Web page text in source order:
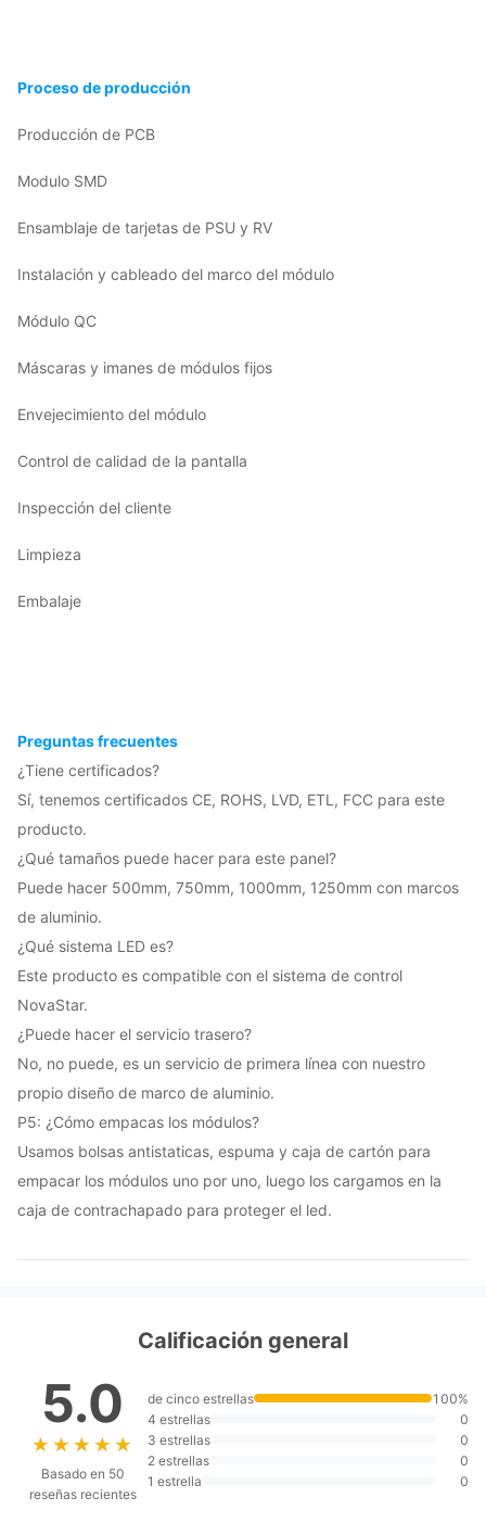
Proceso de producción
Producción de PCB
Modulo SMD
Ensamblaje de tarjetas de PSU y RV
Instalación y cableado del marco del módulo
Módulo QC
Máscaras y imanes de módulos fijos
Envejecimiento del módulo
Control de calidad de la pantalla
Inspección del cliente
Limpieza
Embalaje
Preguntas frecuentes
¿Tiene certificados?
Sí, tenemos certificados CE, ROHS, LVD, ETL, FCC para este
producto.
¿Qué tamaños puede hacer para este panel?
Puede hacer 500mm, 750mm, 1000mm, 1250mm con marcos
de aluminio.
¿Qué sistema LED es?
Este producto es compatible con el sistema de control
NovaStar.
¿Puede hacer el servicio trasero?
No, no puede, es un servicio de primera línea con nuestro
propio diseño de marco de aluminio.
P5: ¿Cómo empacas los módulos?
Usamos bolsas antistaticas, espuma y caja de cartón para
empacar los módulos uno por uno, luego los cargamos en la
caja de contrachapado para proteger el led.
Calificación general
5.0
★★★★★
★★★★★
Basado en 50
reseñas recientes
de cinco estrellas
100%
4 estrellas
0
3 estrellas
0
2 estrellas
0
1 estrella
0